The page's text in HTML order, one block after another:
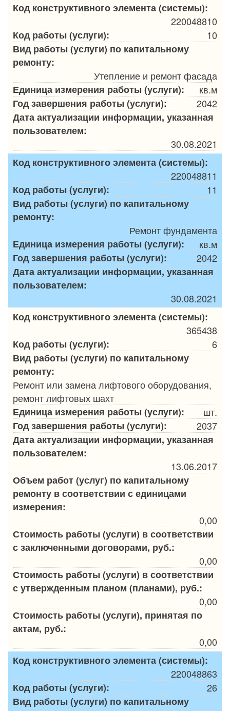
Код конструктивного элемента (системы):
220048810
Код работы (услуги):
10
Вид работы (услуги) по капитальному
ремонту:
Утепление и ремонт фасада
Единица измерения работы (услуги):
кв.м
Год завершения работы (услуги):
2042
Дата актуализации информации, указанная
пользователем:
30.08.2021
Код конструктивного элемента (системы):
220048811
Код работы (услуги):
11
Вид работы (услуги) по капитальному
ремонту:
Ремонт фундамента
Единица измерения работы (услуги):
кв.м
Год завершения работы (услуги):
2042
Дата актуализации информации, указанная
пользователем:
30.08.2021
Код конструктивного элемента (системы):
365438
Код работы (услуги):
6
Вид работы (услуги) по капитальному
ремонту:
Ремонт или замена лифтового оборудования,
ремонт лифтовых шахт
Единица измерения работы (услуги):
шт.
Год завершения работы (услуги):
2037
Дата актуализации информации, указанная
пользователем:
13.06.2017
Объем работ (услуг) по капитальному
ремонту в соответствии с единицами
измерения:
0,00
Стоимость работы (услуги) в соответствии
с заключенными договорами, руб.:
0,00
Стоимость работы (услуги) в соответствии
с утвержденным планом (планами), руб.:
0,00
Стоимость работы (услуги), принятая по
актам, руб.:
0,00
Код конструктивного элемента (системы):
220048863
Код работы (услуги):
26
Вид работы (услуги) по капитальному